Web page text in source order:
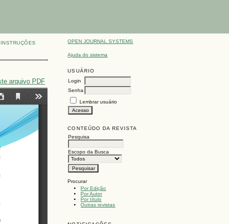
OPEN JOURNAL SYSTEMS
Ajuda do sistema
USUÁRIO
Login
Senha
Lembrar usuário
CONTEÚDO DA REVISTA
Pesquisa
Escopo da Busca
Procurar
Por Edição
Por Autor
Por título
Outras revistas
INSTRUÇÕES
arquivo PDF